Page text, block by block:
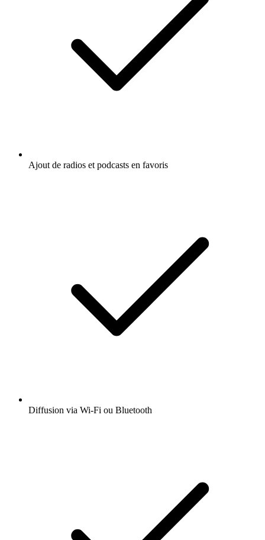
Ajout de radios et podcasts en favoris
Diffusion via Wi-Fi ou Bluetooth